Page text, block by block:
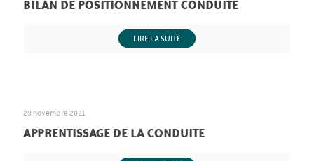
BILAN DE POSITIONNEMENT CONDUITE
LIRE LA SUITE
29 novembre 2021
APPRENTISSAGE DE LA CONDUITE